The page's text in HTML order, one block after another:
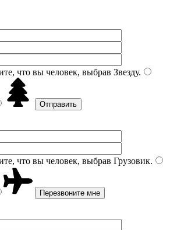
что вы человек, выбрав Звезду.
что вы человек, выбрав Грузовик.